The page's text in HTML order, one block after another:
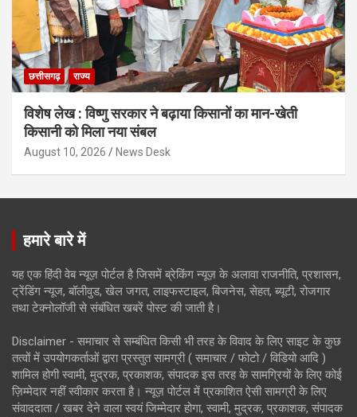
छत्तीसगढ़ राज्य
विशेष लेख : विष्णु सरकार ने बढ़ाया किसानों का मान-खेती
किसानी को मिला नया संबल
August 10, 2026 News Desk
हमारे बारे में
यह एक हिंदी वेब न्यूज़ पोर्टल है जिसमें ब्रेकिंग न्यूज़ के अलावा राजनीति, प्रशासन,
ट्रेंडिंग न्यूज, बॉलीवुड, खेल जगत, लाइफस्टाइल, बिजनेस, सेहत, ब्यूटी, रोजगार
तथा टेक्नोलॉजी से संबंधित खबरें पोस्ट की जाती है।
Disclaimer - समाचार से सम्बंधित किसी भी तरह के विवाद के लिए साइट के कुछ
तत्वों में उपयोगकर्ताओं द्वारा प्रस्तुत सामग्री ( समाचार / फोटो / विडियो आदि )
शामिल होगी स्वामी, मुद्रक, प्रकाशक, संपादक इस तरह के सामग्रियों के लिए कोई
ज़िम्मेदार नहीं स्वीकार करता है। न्यूज़ पोर्टल में प्रकाशित ऐसी सामग्री के लिए
संवाददाता / खबर देने वाला स्वयं जिम्मेदार होगा, स्वामी, मुद्रक, प्रकाशक, संपादक